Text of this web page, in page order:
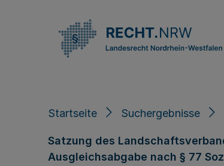
Startseite Suchergebnisse
Satzung des
Ausgleichsabgabe nach § 77